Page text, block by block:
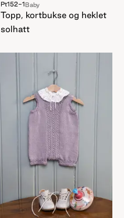
Pt152-1 Baby
Topp, kortbukse og heklet
solhatt